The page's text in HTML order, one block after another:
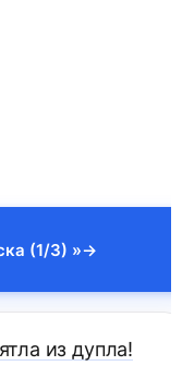
(1/3) »
из дупла!